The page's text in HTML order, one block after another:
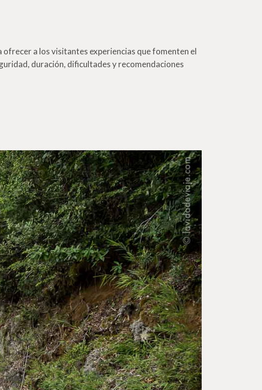
ofrecer a los visitantes experiencias que fomenten el
duración, dificultades y recomendaciones